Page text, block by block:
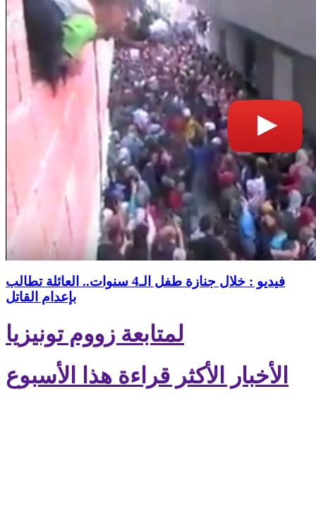
فيديو : خلال جنازة طفل الـ4 سنوات.. العائلة تطالب
بإعدام القاتل
لمتابعة زووم تونيزيا
الأخبار الأكثر قراءة هذا الأسبوع